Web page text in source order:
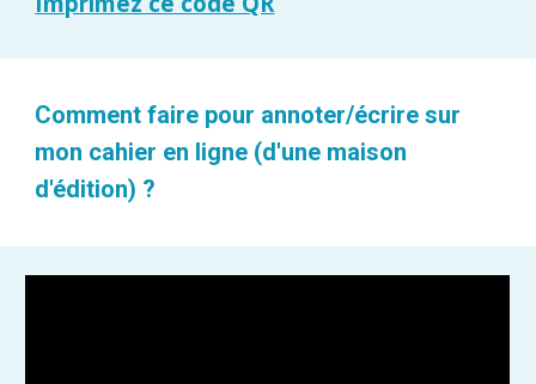
Comment faire pour annoter/écrire sur
mon cahier en ligne (d'une maison
d'édition) ?